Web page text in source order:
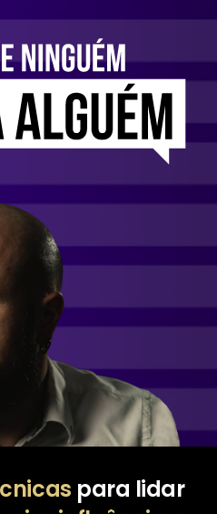
para lidar